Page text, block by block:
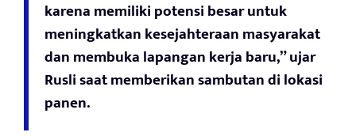
karena memiliki potensi besar untuk
meningkatkan kesejahteraan masyarakat
dan membuka lapangan kerja baru,” ujar
Rusli saat memberikan sambutan di lokasi
panen.